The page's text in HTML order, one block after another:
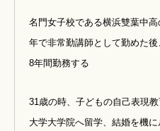
名門女子校である横浜雙葉中高
年で非常勤講師として勤めた後
8年間勤務する
31歳の時、子どもの自己表現教
大学大学院へ留学、結婚を機